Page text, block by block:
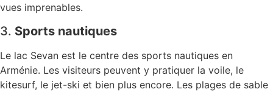
vues imprenables.
3. Sports nautiques
Le lac Sevan est le centre des sports nautiques en
Arménie. Les visiteurs peuvent y pratiquer la voile, le
kitesurf, le jet-ski et bien plus encore. Les plages de sable